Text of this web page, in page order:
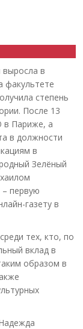
выросла в
факультете
степень
После 13
Париже, а
в должности
в
Зелёный
первую
газету в
тех, кто, по
вклад в
образом в